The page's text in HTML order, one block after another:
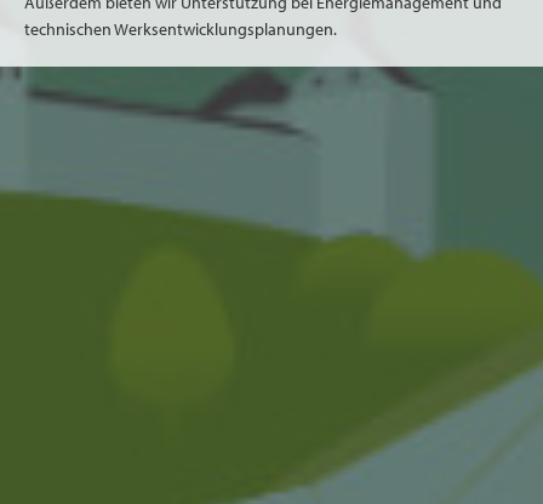
technischen Werksentwicklungsplanungen.